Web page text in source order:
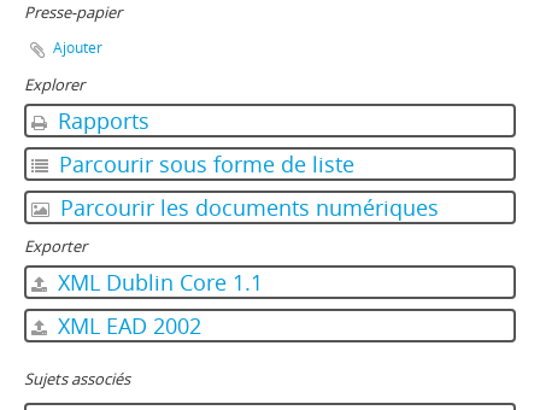
Presse-papier
Ajouter
Explorer
Rapports
Parcourir sous forme de liste
Parcourir les documents numériques
Exporter
XML Dublin Core 1.1
XML EAD 2002
Sujets associés